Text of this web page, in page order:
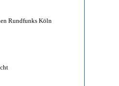
Rundfunks Köln